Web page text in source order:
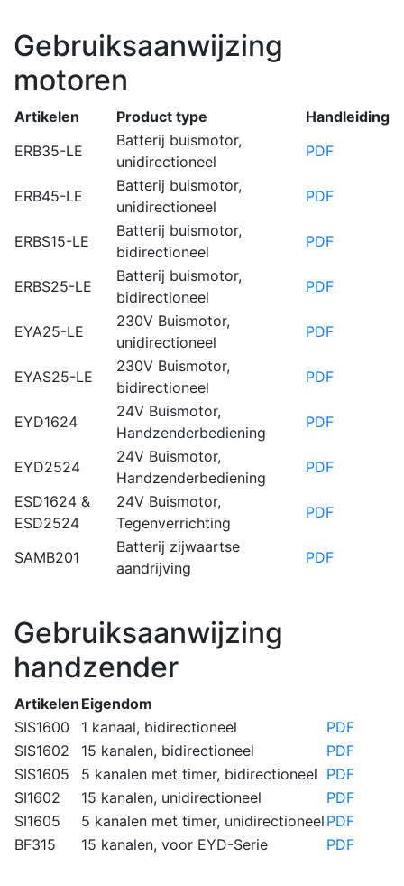
Gebruiksaanwijzing
motoren
Artikelen Product type
Handleiding
ERB35-LE
Batterij buismotor,
unidirectioneel
PDF
ERB45-LE
Batterij buismotor,
unidirectioneel
PDF
ERBS15-LE
Batterij buismotor,
bidirectioneel
PDF
ERBS25-LE
Batterij buismotor,
bidirectioneel
PDF
EYA25-LE
230V Buismotor,
unidirectioneel
PDF
EYAS25-LE
230V Buismotor,
bidirectioneel
PDF
EYD1624
24V Buismotor,
Handzenderbediening
PDF
EYD2524
24V Buismotor,
Handzenderbediening
PDF
ESD1624 &
ESD2524
24V Buismotor,
Tegenverrichting
PDF
SAMB201
Batterij zijwaartse
aandrijving
PDF
Gebruiksaanwijzing
handzender
Artikelen Eigendom
SIS1600
1 kanaal, bidirectioneel
PDF
SIS1602
15 kanalen, bidirectioneel
PDF
SIS1605
5 kanalen met timer, bidirectioneel PDF
SI1602
15 kanalen, unidirectioneel
PDF
SI1605
5 kanalen met timer, unidirectioneel PDF
BF315
15 kanalen, voor EYD-Serie PDF